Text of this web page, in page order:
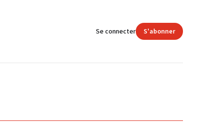
Se connecter S'abonner